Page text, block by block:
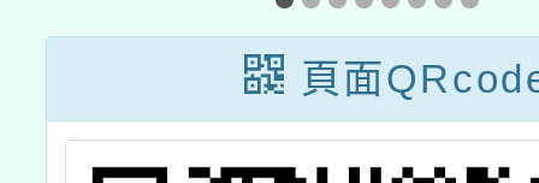
才培
頁面